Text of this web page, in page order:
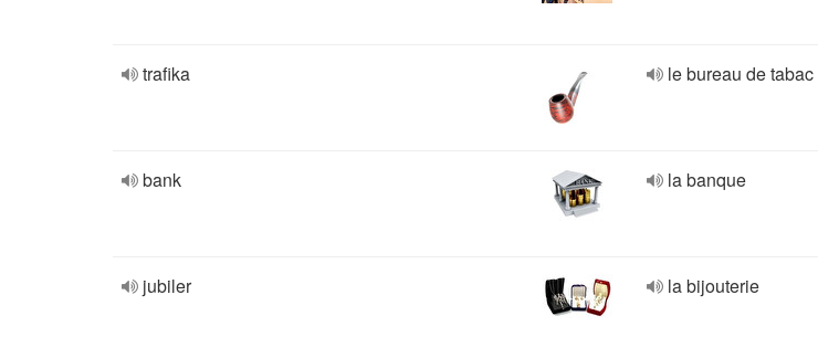
trafika le bureau de tabac
bank la banque
jubiler la bijouterie